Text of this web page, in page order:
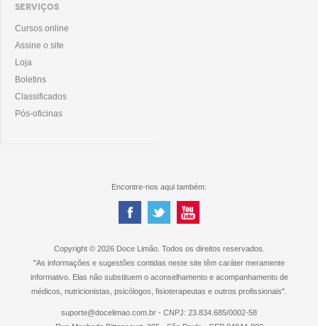
SERVIÇOS
Cursos online
Assine o site
Loja
Boletins
Classificados
Pós-oficinas
Encontre-nos aqui também:
Copyright © 2026 Doce Limão. Todos os direitos reservados.
"As informações e sugestões contidas neste site têm caráter meramente
informativo. Elas não substituem o aconselhamento e acompanhamento de
médicos, nutricionistas, psicólogos, fisioterapeutas e outros profissionais".
suporte@docelimao.com.br - CNPJ: 23.834.685/0002-58